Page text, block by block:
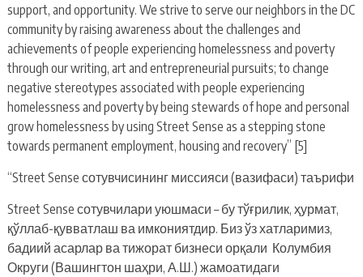
support, and opportunity. We strive to serve our neighbors in the DC
community by raising awareness about the challenges and
achievements of people experiencing homelessness and poverty
through our writing, art and entrepreneurial pursuits; to change
negative stereotypes associated with people experiencing
homelessness and poverty by being stewards of hope and personal
grow homelessness by using Street Sense as a stepping stone
towards permanent employment, housing and recovery” [5]
“Street Sense сотувчисининг миссияси (вазифаси) таърифи
Street Sense сотувчилари уюшмаси – бу тўғрилик, ҳурмат,
қўллаб-қувватлаш ва имкониятдир. Биз ўз хатларимиз,
бадиий асарлар ва тижорат бизнеси орқали Колумбия
Округи (Вашингтон шаҳри, А.Ш.) жамоатидаги